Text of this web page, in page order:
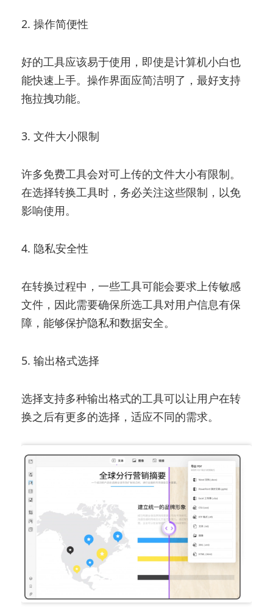
2. 操作简便性
好的工具应该易于使用，即使是计算机小白也
能快速上手。操作界面应简洁明了，最好支持
拖拉拽功能。
3. 文件大小限制
许多免费工具会对可上传的文件大小有限制。
在选择转换工具时，务必关注这些限制，以免
影响使用。
4. 隐私安全性
在转换过程中，一些工具可能会要求上传敏感
文件，因此需要确保所选工具对用户信息有保
障，能够保护隐私和数据安全。
5. 输出格式选择
选择支持多种输出格式的工具可以让用户在转
换之后有更多的选择，适应不同的需求。